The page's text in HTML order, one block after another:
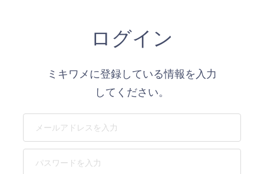
ログイン
ミキワメに登録している情報を入力
してください。